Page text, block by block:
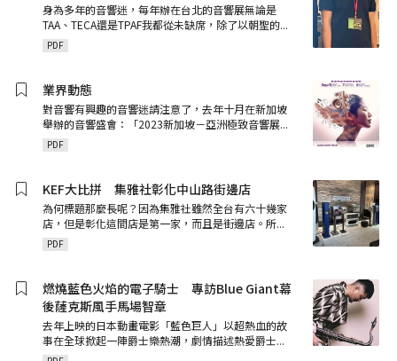
身為多年的音響迷，每年辦在台北的音響展無論是
TAA、TECA還是TPAF我都從未缺席，除了以朝聖的...
PDF
業界動態
對音響有興趣的音響迷請注意了，去年十月在新加坡
舉辦的音響盛會：「2023新加坡－亞洲極致音響展...
PDF
KEF大比拼 集雅社彰化中山路街邊店
為何標題那麼長呢？因為集雅社雖然全台有六十幾家
店，但是彰化這間店是第一家，而且是街邊店。所...
PDF
燃燒藍色火焰的電子騎士 專訪Blue Giant幕
後薩克斯風手馬場智章
去年上映的日本動畫電影「藍色巨人」以超熱血的故
事在全球掀起一陣爵士樂熱潮，劇情描述熱愛爵士...